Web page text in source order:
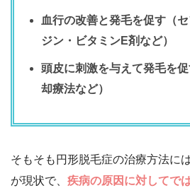
血行の改善と発毛を促す（
ジン・ビタミンE剤など）
頭皮に刺激を与えて発毛を
却療法など）
そもそも円形脱毛症の治療方法に
が現状で、 疾病の原因に対してで